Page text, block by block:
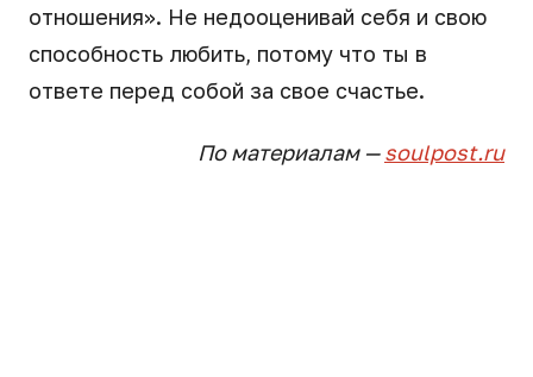
отношения». Не недооценивай себя и свою
способность любить, потому что ты в
ответе перед собой за свое счастье.
По материалам —soulpost.ru